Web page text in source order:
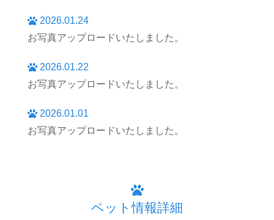
2026.01.24
お写真アップロードいたしました。
2026.01.22
お写真アップロードいたしました。
2026.01.01
お写真アップロードいたしました。
ペット情報詳細